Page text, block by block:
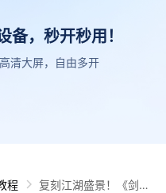
，秒开秒用！
清大屏，自由多开
程
复刻江湖盛景！《剑侠